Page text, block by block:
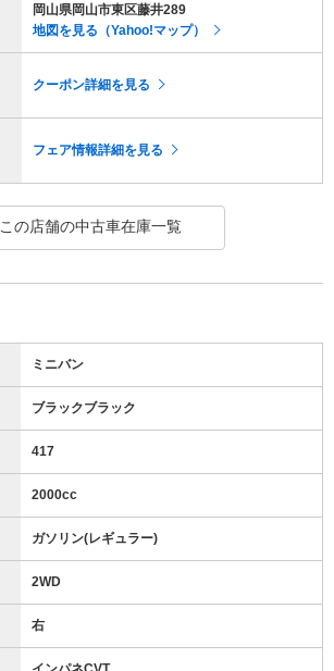
岡山県岡山市東区藤井289
地図を見る（Yahoo!マップ）
クーポン詳細を見る
フェア情報詳細を見る
この店舗の中古車在庫一覧
ミニバン
ブラックブラック
417
2000cc
ガソリン(レギュラー)
2WD
右